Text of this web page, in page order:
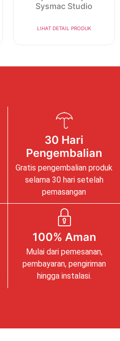
Sysmac Studio
LIHAT DETAIL PRODUK
30 Hari
Pengembalian
Gratis pengembalian produk
selama 30 hari setelah
pemasangan
100% Aman
Mulai dari pemesanan,
pembayaran, pengiriman
hingga instalasi.